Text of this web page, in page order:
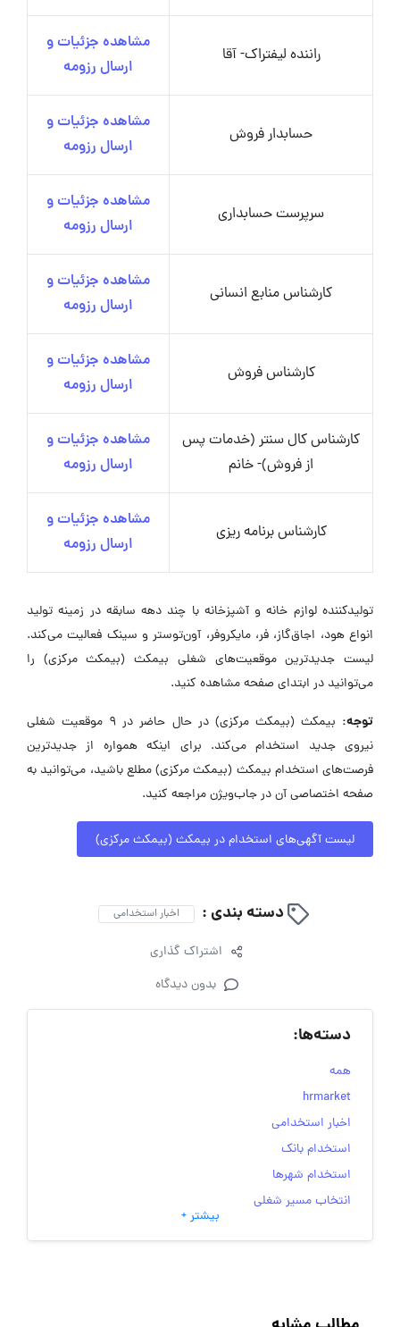
راننده لیفتراک- آقا
مشاهده جزئیات و
ارسال رزومه
حسابدار فروش
مشاهده جزئیات و
ارسال رزومه
سرپرست حسابداری
مشاهده جزئیات و
ارسال رزومه
کارشناس منابع انسانی
مشاهده جزئیات و
ارسال رزومه
کارشناس فروش
مشاهده جزئیات و
ارسال رزومه
کارشناس کال سنتر (خدمات پس
از فروش)- خانم
مشاهده جزئیات و
ارسال رزومه
کارشناس برنامه ریزی
مشاهده جزئیات و
ارسال رزومه
تولیدکننده لوازم خانه و آشپزخانه با چند دهه سابقه در زمینه تولید
انواع هود، اجاق‌گاز، فر، مایکروفر، آون‌توستر و سینک فعالیت می‌کند.
لیست جدیدترین موقعیت‌های شغلی بیمکث (بیمکث مرکزی) را
می‌توانید در ابتدای صفحه مشاهده کنید.
توجه:
بیمکث (بیمکث مرکزی) در حال حاضر در ۹ موقعیت شغلی
نیروی جدید استخدام می‌کند. برای اینکه همواره از جدیدترین
فرصت‌های استخدام بیمکث (بیمکث مرکزی) مطلع باشید، می‌توانید به
صفحه اختصاصی آن در جاب‌ویژن مراجعه کنید.
لیست آگهی‌های استخدام در بیمکث (بیمکث مرکزی)
دسته بندی : اخبار استخدامی
اشتراک گذاری
بدون دیدگاه
دسته‌ها:
همه
hrmarket
اخبار استخدامی
استخدام بانک
استخدام شهرها
انتخاب مسیر شغلی
به‌روزرسانی‌های سایت (کارجویی)
بیشتر +